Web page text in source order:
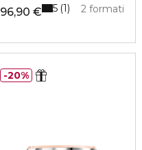
96,90 € 2 formati
5 1
20%